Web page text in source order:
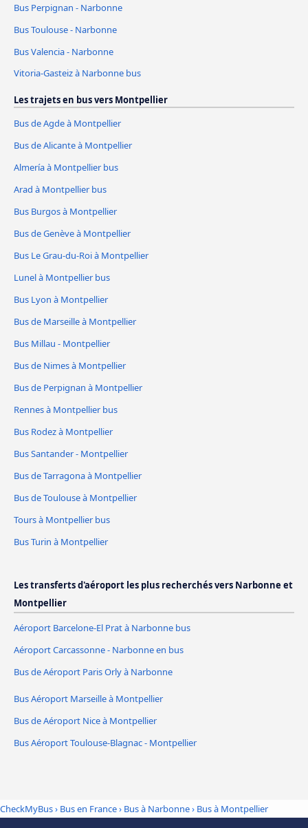
Bus Perpignan - Narbonne
Bus Toulouse - Narbonne
Bus Valencia - Narbonne
Vitoria-Gasteiz à Narbonne bus
Les trajets en bus vers Montpellier
Bus de Agde à Montpellier
Bus de Alicante à Montpellier
Almería à Montpellier bus
Arad à Montpellier bus
Bus Burgos à Montpellier
Bus de Genève à Montpellier
Bus Le Grau-du-Roi à Montpellier
Lunel à Montpellier bus
Bus Lyon à Montpellier
Bus de Marseille à Montpellier
Bus Millau - Montpellier
Bus de Nimes à Montpellier
Bus de Perpignan à Montpellier
Rennes à Montpellier bus
Bus Rodez à Montpellier
Bus Santander - Montpellier
Bus de Tarragona à Montpellier
Bus de Toulouse à Montpellier
Tours à Montpellier bus
Bus Turin à Montpellier
Les transferts d'aéroport les plus recherchés vers Narbonne et
Montpellier
Aéroport Barcelone-El Prat à Narbonne bus
Aéroport Carcassonne - Narbonne en bus
Bus de Aéroport Paris Orly à Narbonne
Bus Aéroport Marseille à Montpellier
Bus de Aéroport Nice à Montpellier
Bus Aéroport Toulouse-Blagnac - Montpellier
CheckMyBus› Bus en France› Bus à Narbonne› Bus à Montpellier